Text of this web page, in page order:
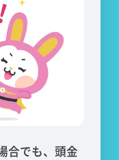
合でも、頭金